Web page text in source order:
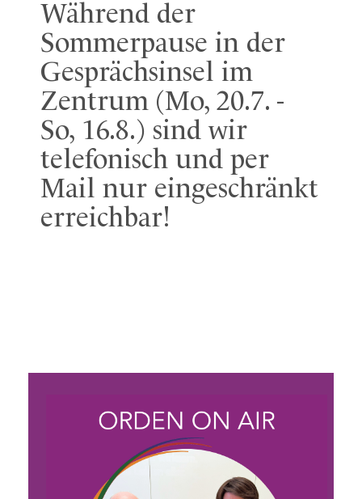
Während der
Sommerpause in der
Gesprächsinsel im
Zentrum (Mo, 20.7. -
So, 16.8.) sind wir
telefonisch und per
Mail nur eingeschränkt
erreichbar!